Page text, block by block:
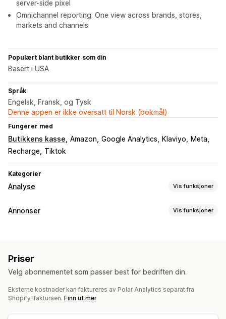
server-side pixel
Omnichannel reporting: One view across brands, stores,
markets and channels
Populært blant butikker som din
Basert i USA
Språk
Engelsk, Fransk, og Tysk
Denne appen er ikke oversatt til Norsk (bokmål)
Fungerer med
Butikkens kasse Amazon Google Analytics Klaviyo
Meta
Recharge
Tiktok
Kategorier
Analyse Vis funksjoner
Kundeatferd
Markedsføring og salg
ROAS Fortjenesteinnsikt Kjøpssporing
Trakteanalyse
Annonser Vis funksjoner
Tilpassede publikum
Nøkkelord Stedsbasert Atferd Plattform
Produktkategori
Tidsbasert KI-målretting Ny målretting
Priser
Velg abonnementet som passer best for bedriften din.
Eksterne kostnader kan faktureres av Polar Analytics separat fra
Shopify-fakturaen. Finn ut mer